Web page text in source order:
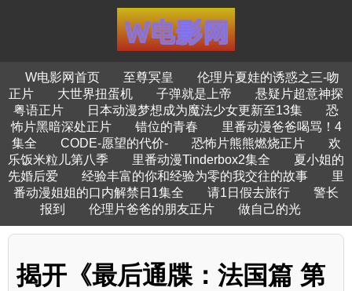
W电影网首页 至尊冥皇
伦理片夏娃的诱惑之三-吻
正片
大世界扭蛋机 子弹就是上帝
悬疑片超意神探
粤语正片
日本动漫梦想成为魔法少女更新至13集
恐
怖片黑暗深处正片
错位的青春
里番动漫爸爸喝骂！4
集全
CODE-愿望的代价- 恐怖片熊熊燃烧正片
欢
乐饭米粒儿第八季
里番动漫Tinderbox2集全
夏小姐的
先婚后爱
经验丰富的你和经验为零的我交往的故事
里
番动漫姐姐的口内解禁日1集全
请1日假去旅行
警长
报到
伦理片爸爸的朋友正片 做自己的光
揭开《最后通牒：法国篇 第